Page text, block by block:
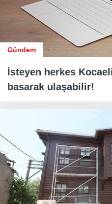
Gündem
İsteyen herkes
basarak ulaşabilir!